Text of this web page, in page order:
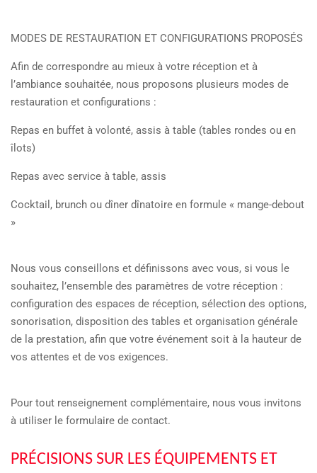
MODES DE RESTAURATION ET CONFIGURATIONS PROPOSÉS
Afin de correspondre au mieux à votre réception et à
l’ambiance souhaitée, nous proposons plusieurs modes de
restauration et configurations :
Repas en buffet à volonté, assis à table (tables rondes ou en
îlots)
Repas avec service à table, assis
Cocktail, brunch ou dîner dînatoire en formule « mange-debout
»
Nous vous conseillons et définissons avec vous, si vous le
souhaitez, l’ensemble des paramètres de votre réception :
configuration des espaces de réception, sélection des options,
sonorisation, disposition des tables et organisation générale
de la prestation, afin que votre événement soit à la hauteur de
vos attentes et de vos exigences.
Pour tout renseignement complémentaire, nous vous invitons
à utiliser le formulaire de contact.
PRÉCISIONS SUR LES ÉQUIPEMENTS ET